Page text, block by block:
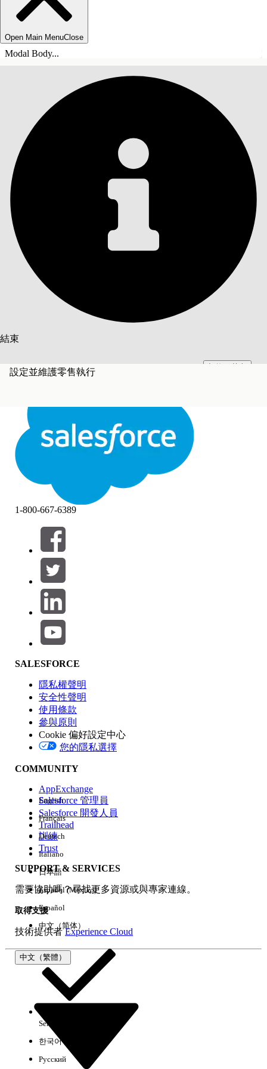
Open Main MenuClose
Modal Body...
結束
此文已使用 Salesforce 機器翻譯系統翻譯。更多詳細資料請參見
結束
設定並維護零售執行
目錄
篩選器 (0)
選取篩選
產品區域
功能影響
版本
經驗
1-800-667-6389
SALESFORCE
隱私權聲明
安全性聲明
使用條款
參與原則
Cookie 偏好設定中心
您的隱私選擇
COMMUNITY
AppExchange
Salesforce 管理員
Salesforce 開發人員
Trailhead
訓練
Trust
SUPPORT & SERVICES
需要協助嗎？尋找更多資源或與專家連線。
取得支援
技術提供者Experience Cloud
中文（繁體）
English
Français
Deutsch
Italiano
日本語
Español (México)
Español
中文（简体）
Select Org
한국어
Русский